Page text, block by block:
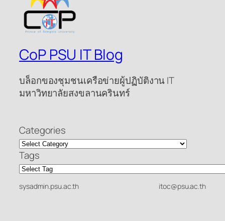
CoP PSU IT Blog
บล็อกของชุมชนเครือข่ายผู้ปฏิบัติงาน IT
มหาวิทยาลัยสงขลานครินทร์
Categories
Tags
sysadmin.psu.ac.th itoc@psu.ac.th